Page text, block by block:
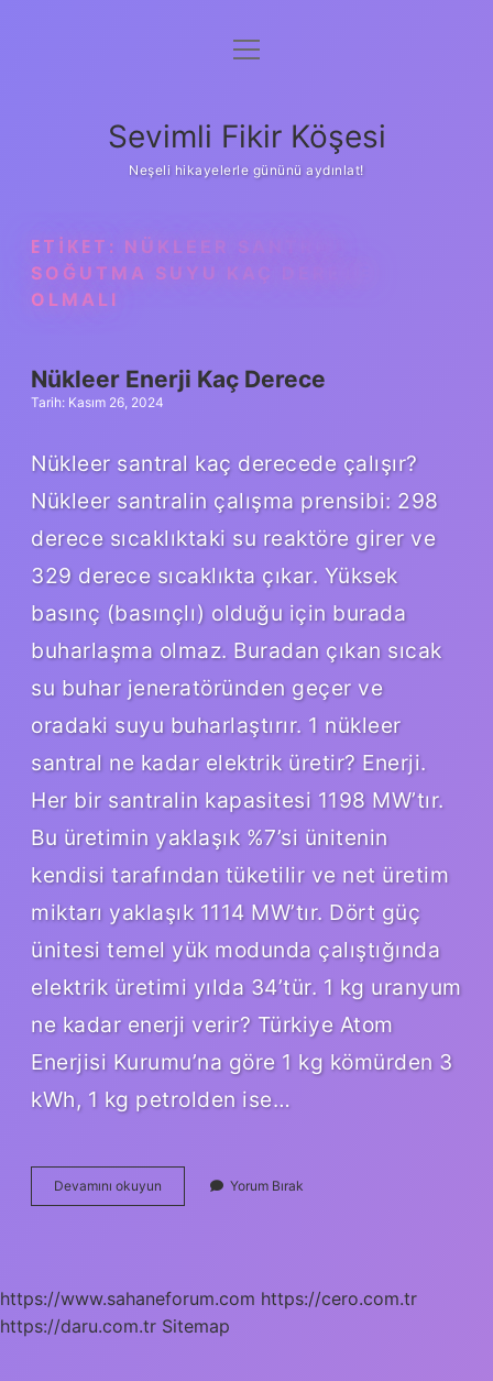
Anasayfa
Yasal Uyarı
menüyü
Sevimli Fikir Köşesi
Neşeli hikayelerle gününü aydınlat!
ETIKET: NÜKLEER SANTRAL
SOĞUTMA SUYU KAÇ DERECE
OLMALI
Nükleer Enerji Kaç Derece
Tarih: Kasım 26, 2024
Nükleer santral kaç derecede çalışır?
Nükleer santralin çalışma prensibi: 298
derece sıcaklıktaki su reaktöre girer ve
329 derece sıcaklıkta çıkar. Yüksek
basınç (basınçlı) olduğu için burada
buharlaşma olmaz. Buradan çıkan sıcak
su buhar jeneratöründen geçer ve
oradaki suyu buharlaştırır. 1 nükleer
santral ne kadar elektrik üretir? Enerji.
Her bir santralin kapasitesi 1198 MW’tır.
Bu üretimin yaklaşık %7’si ünitenin
kendisi tarafından tüketilir ve net üretim
miktarı yaklaşık 1114 MW’tır. Dört güç
ünitesi temel yük modunda çalıştığında
elektrik üretimi yılda 34’tür. 1 kg uranyum
ne kadar enerji verir? Türkiye Atom
Enerjisi Kurumu’na göre 1 kg kömürden 3
kWh, 1 kg petrolden ise…
Devamını okuyun
Enerji
Yorum Bırak
https://www.sahaneforum.com https://cero.com.tr
https://daru.com.tr Sitemap